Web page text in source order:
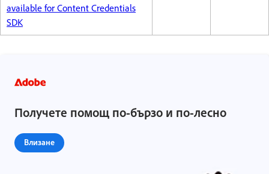
available for Content Credentials
SDK
Получете помощ по-бързо и по-лесно
Влизане